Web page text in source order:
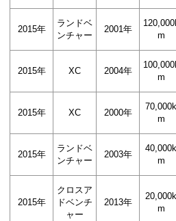
2015年
ランドベ
ンチャー
2001年
m
2015年 XC 2004年
m
2015年 XC 2000年
70,000k
m
2015年
ランドベ
ンチャー
2003年
40,000k
m
2015年
クロスア
ドベンチ
ャー
2013年
20,000k
m